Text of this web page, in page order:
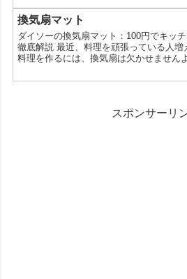
てくれる、優秀な鍋つかみがたくさんあ
ーの鍋つかみの中から、とくに人気が高
るアイテムを3位までランキング形式で
性抜群！シリコン製鍋つかみ シリコン
換気扇マット
ダイソーの換気扇マット：100円でキッ
徹底解説 最近、料理を頑張っている人
料理を作るには、換気扇は欠かせません
ーには、なんと100円で換気扇を油汚れ
使いやすさも100円とは思えない充実度
スポンサーリ